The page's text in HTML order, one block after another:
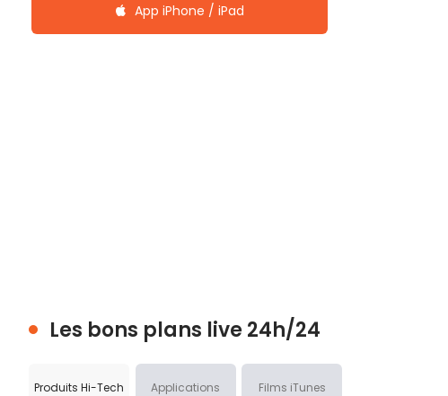
App iPhone / iPad
Les bons plans live 24h/24
Produits Hi-Tech Applications Films iTunes